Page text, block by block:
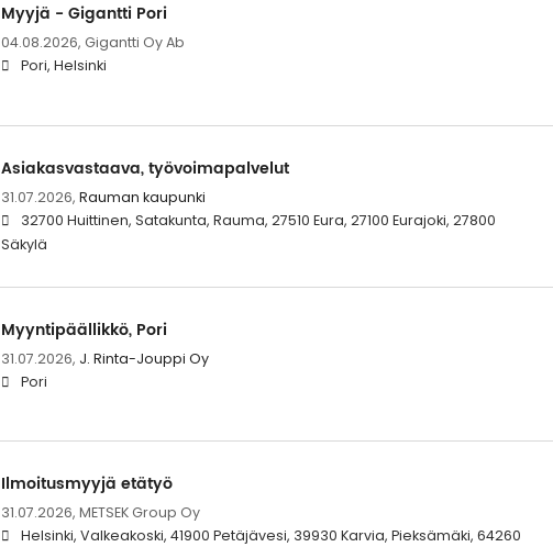
Myyjä - Gigantti Pori
04.08.2026, Gigantti Oy Ab
Pori, Helsinki
Asiakasvastaava, työvoimapalvelut
31.07.2026, Rauman kaupunki
32700 Huittinen, Satakunta, Rauma, 27510 Eura, 27100 Eurajoki, 27800
Säkylä
Myyntipäällikkö, Pori
31.07.2026, J. Rinta-Jouppi Oy
Pori
Ilmoitusmyyjä etätyö
31.07.2026, METSEK Group Oy
Helsinki, Valkeakoski, 41900 Petäjävesi, 39930 Karvia, Pieksämäki, 64260